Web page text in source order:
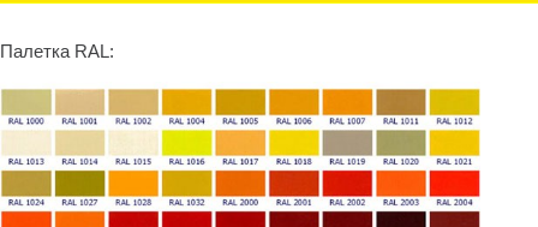
Палетка RAL: